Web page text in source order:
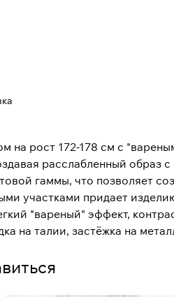
на рост 172-178 см с
расслабленный образ
гаммы, что позволяет
участками придает
"вареный" эффект,
на талии, застёжка на